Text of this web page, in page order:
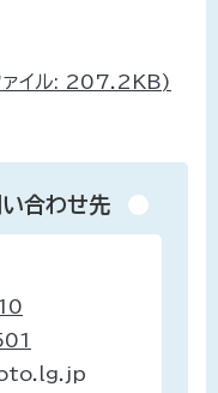
ァイル: 207.2KB)
合わせ先